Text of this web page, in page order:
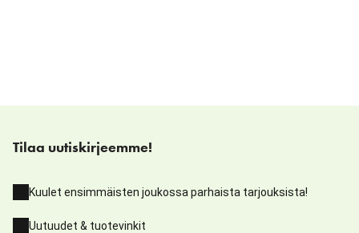
Tilaa uutiskirjeemme!
Kuulet ensimmäisten joukossa parhaista tarjouksista!
Uutuudet & tuotevinkit